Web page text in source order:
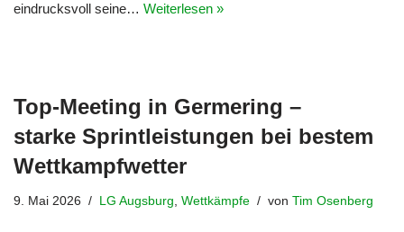
eindrucksvoll seine… Weiterlesen »
Top-Meeting in Germering –
starke Sprintleistungen bei bestem
Wettkampfwetter
9. Mai 2026 LG Augsburg Wettkämpfe von Tim Osenberg